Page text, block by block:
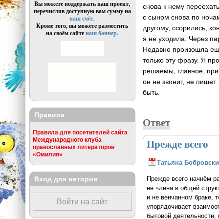
снова к нему
с сыном снова по
другому, ссорились,
я не уходила. Через
Недавно произошла
только эту фразу. Я
решаемы, главное,
он не звонит, не
быть.
Ответ
Прежде всего
Татьяна
Прежде всего начнём
её члена в общей
и не венчанном браке,
упорядочивает
бытовой
Вы можете поддержать наш проект,
перечислив доступную вам сумму на
наш счёт.
Кроме того, вы можете разместить
на своём сайтенаш баннер.
Правила
Правила для посетителей сайта
Международного клуба
православных литераторов
«Омилия»
Вход для авторов
Войти на сайт